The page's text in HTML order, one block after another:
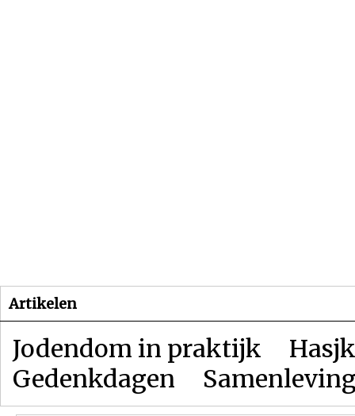
Artikelen
Jodendom in praktijk
Gedenkdagen